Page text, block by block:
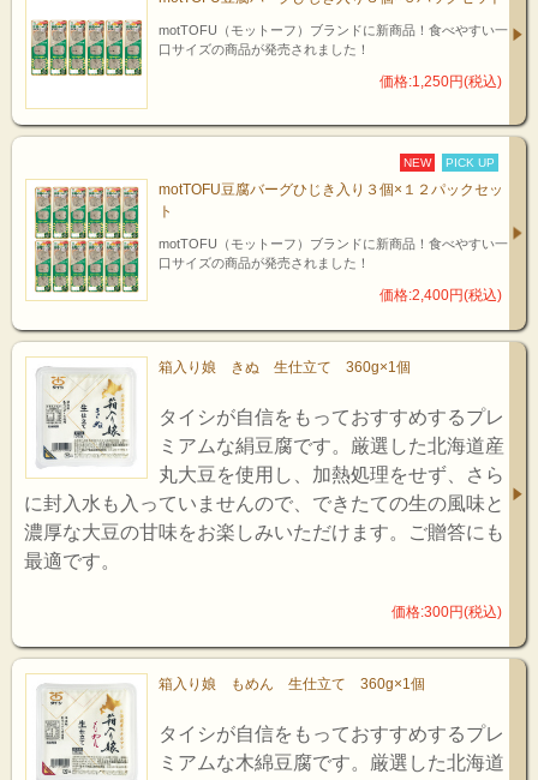
motTOFU（モットーフ）ブランドに新商品！食べやすい一
口サイズの商品が発売されました！
価格:1,250円(税込)
NEW PICK UP
motTOFU豆腐バーグひじき入り３個×１２パックセッ
ト
motTOFU（モットーフ）ブランドに新商品！食べやすい一
口サイズの商品が発売されました！
価格:2,400円(税込)
箱入り娘 きぬ 生仕立て 360g×1個
タイシが自信をもっておすすめするプレ
ミアムな絹豆腐です。厳選した北海道産
丸大豆を使用し、加熱処理をせず、さら
に封入水も入っていませんので、できたての生の風味と
濃厚な大豆の甘味をお楽しみいただけます。ご贈答にも
最適です。
価格:300円(税込)
箱入り娘 もめん 生仕立て 360g×1個
タイシが自信をもっておすすめするプレ
ミアムな木綿豆腐です。厳選した北海道